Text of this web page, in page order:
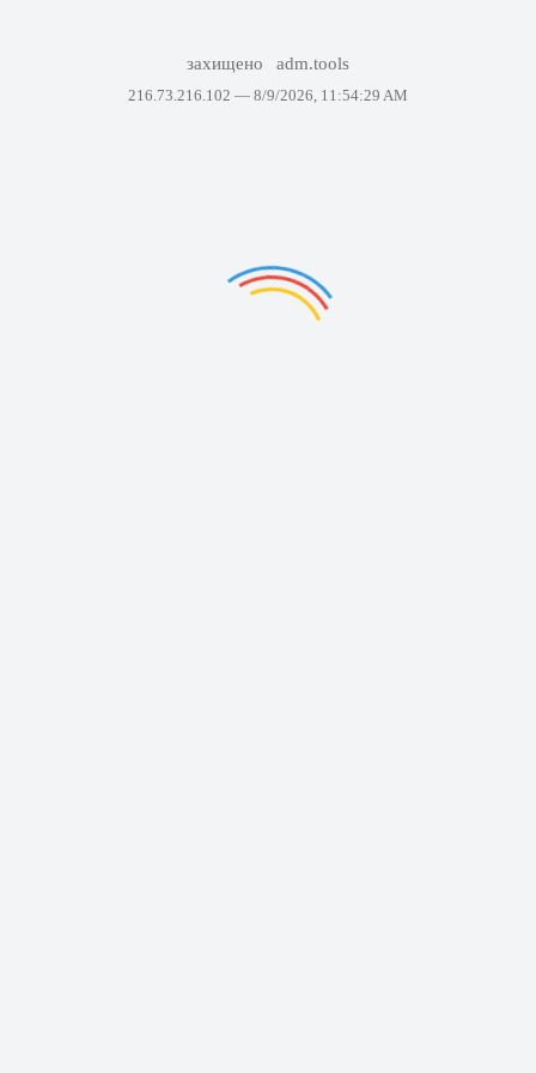
захищено adm.tools
216.73.216.102 — 8/9/2026, 11:54:29 AM